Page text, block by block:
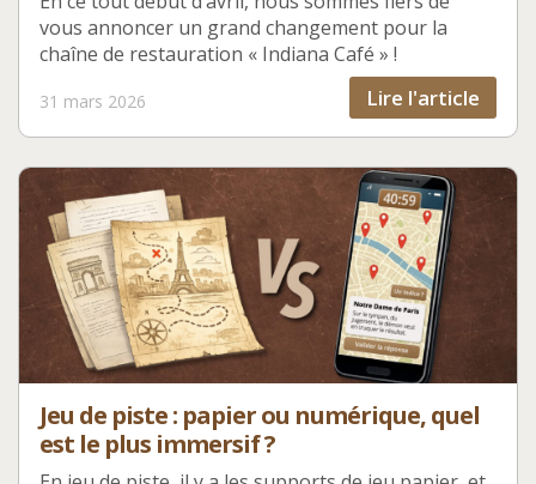
vous annoncer un grand changement pour la
chaîne de restauration « Indiana Café » !
31 mars 2026 Lire l'article
Jeu de piste : papier ou numérique, quel
est le plus immersif ?